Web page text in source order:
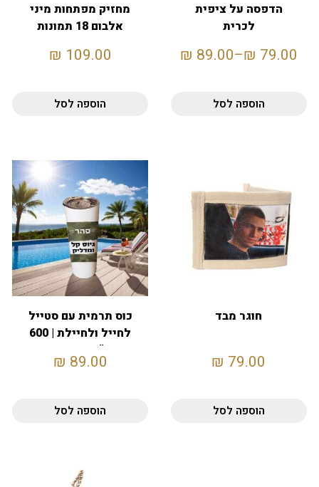
הדפסה על ציפית
לכרית
79.00
₪
–
89.00
₪
הוספה לסל
מחזיק מפתחות מיני
אלבום 18 תמונות
109.00
₪
הוספה לסל
חוגר מבד
79.00
₪
הוספה לסל
כוס תרמית עם סטייל
לחייל ולחיילת | 600
מ"ל | עם קש
89.00
₪
הוספה לסל